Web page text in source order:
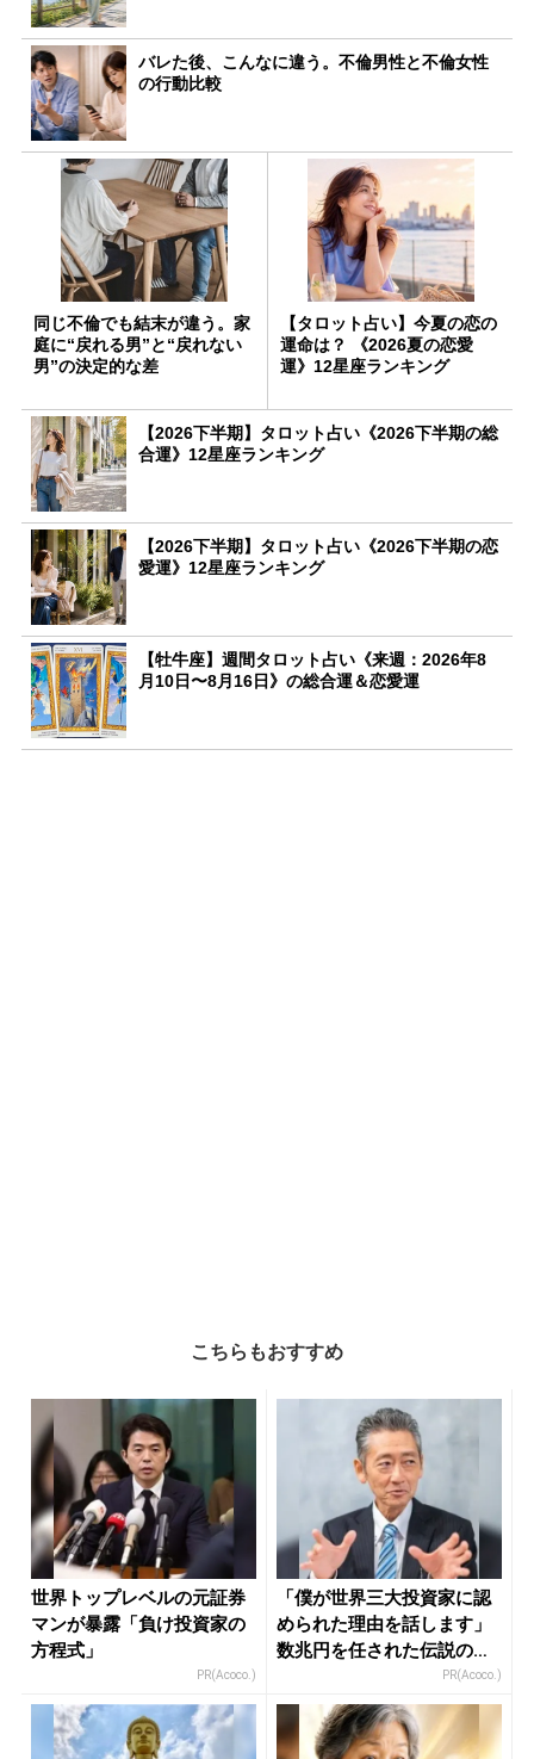
バレた後、こんなに違う。不倫男性と不倫女性
の行動比較
同じ不倫でも結末が違う。家
庭に“戻れる男”と“戻れない
男”の決定的な差
【タロット占い】今夏の恋の
運命は？ 《2026夏の恋愛
運》12星座ランキング
【2026下半期】タロット占い《2026下半期の総
合運》12星座ランキング
【2026下半期】タロット占い《2026下半期の恋
愛運》12星座ランキング
【牡牛座】週間タロット占い《来週：2026年8
月10日〜8月16日》の総合運＆恋愛運
こちらもおすすめ
世界トップレベルの元証券
マンが暴露「負け投資家の
方程式」
PR(Acoco.)
「僕が世界三大投資家に認
められた理由を話します」
数兆円を任された伝説の投
PR(Acoco.)